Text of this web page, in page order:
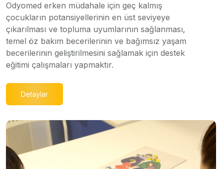
Odyomed erken müdahale için geç kalmış
çocukların potansiyellerinin en üst seviyeye
çıkarılması ve topluma uyumlarının sağlanması,
temel öz bakım becerilerinin ve bağımsız yaşam
becerilerinin geliştirilmesini sağlamak için destek
eğitimi çalışmaları yapmaktır.
Detaylar